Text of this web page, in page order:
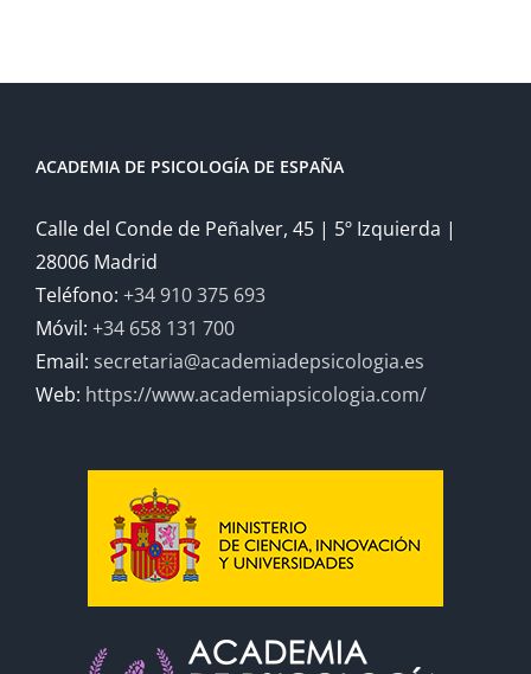
ACADEMIA DE PSICOLOGÍA DE ESPAÑA
Calle del Conde de Peñalver, 45 | 5º Izquierda |
28006 Madrid
Teléfono: +34 910 375 693
Móvil: +34 658 131 700
Email: secretaria@academiadepsicologia.es
Web: https://www.academiapsicologia.com/